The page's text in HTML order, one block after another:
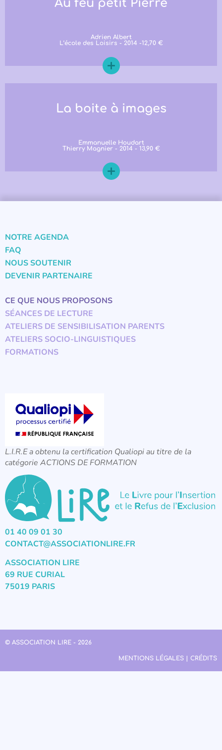
Au feu petit Pierre
Adrien Albert
L’école des Loisirs - 2014 -12,70 €
La boite à images
Emmanuelle Houdart
Thierry Magnier - 2014 - 13,90 €
NOTRE AGENDA
FAQ
NOUS SOUTENIR
DEVENIR PARTENAIRE
CE QUE NOUS PROPOSONS
SÉANCES DE LECTURE
ATELIERS DE SENSIBILISATION PARENTS
ATELIERS SOCIO-LINGUISTIQUES
FORMATIONS
L.I.R.E a obtenu la certification Qualiopi au titre de la
catégorie ACTIONS DE FORMATION
01 40 09 01 30
CONTACT@ASSOCIATIONLIRE.FR
ASSOCIATION LIRE
69 RUE CURIAL
75019 PARIS
© ASSOCIATION LIRE - 2026
MENTIONS LÉGALES | CRÉDITS